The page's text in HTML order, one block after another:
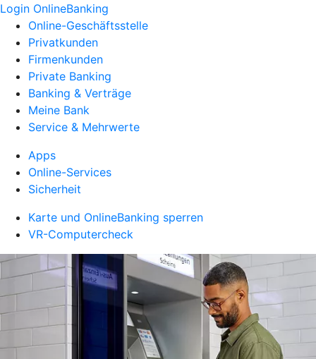
Login OnlineBanking
Online-Geschäftsstelle
Privatkunden
Firmenkunden
Private Banking
Banking & Verträge
Meine Bank
Service & Mehrwerte
Apps
Online-Services
Sicherheit
Karte und OnlineBanking sperren
VR-Computercheck